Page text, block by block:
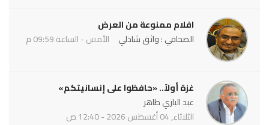
افلام ممنوعة من العرض
الصحافي : واثق شاذلي
الأمس - الساعة 09:59 م
غزة أولاً.. «حافظوا على إنسانيتكم»
عبد الباري طاهر
الثلاثاء, 04 أغسطس 2026 - 12:40 ص